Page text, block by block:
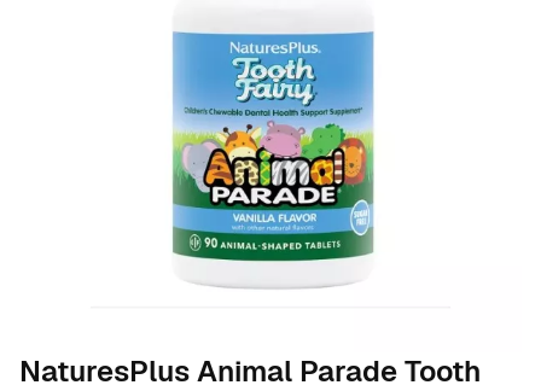
NaturesPlus Animal Parade Tooth